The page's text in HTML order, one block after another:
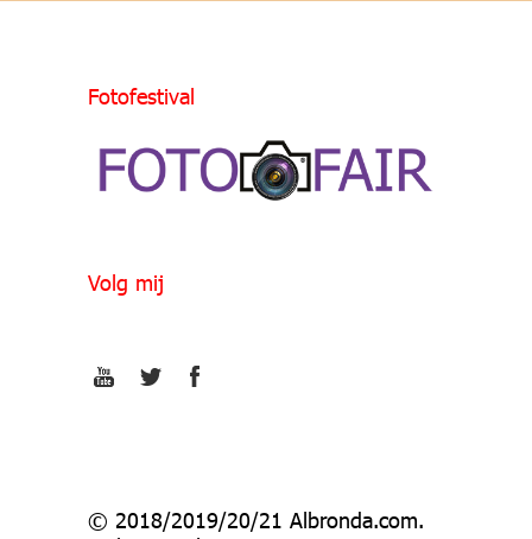
Fotofestival
Volg mij
© 2018/2019/20/21 Albronda.com.